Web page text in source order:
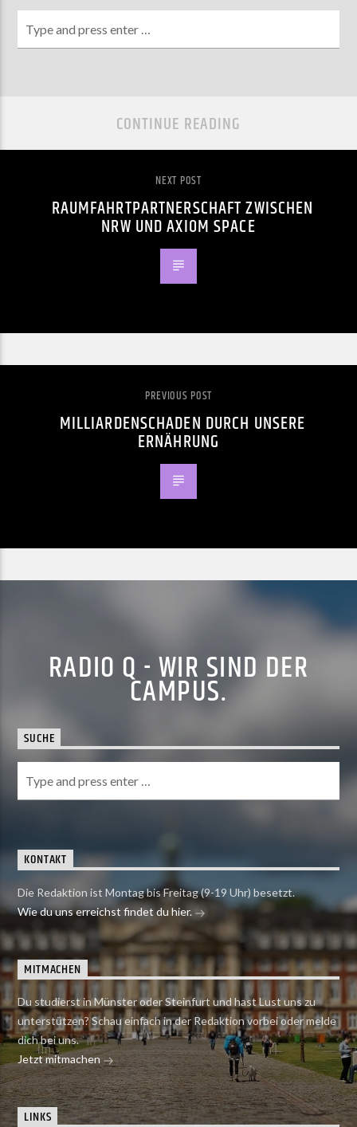
CONTINUE READING
NEXT POST
RAUMFAHRTPARTNERSCHAFT ZWISCHEN
NRW UND AXIOM SPACE
PREVIOUS POST
MILLIARDENSCHADEN DURCH UNSERE
ERNÄHRUNG
RADIO Q - WIR SIND DER
CAMPUS.
SUCHE
KONTAKT
Die Redaktion ist Montag bis Freitag (9-19 Uhr) besetzt.
Wie du uns erreichst findet du hier.
MITMACHEN
Du studierst in Münster oder Steinfurt und hast Lust uns zu
unterstützen? Schau einfach in der Redaktion vorbei oder melde
dich bei uns.
Jetzt mitmachen
LINKS